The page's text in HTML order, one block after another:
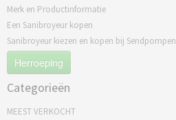
Merk en Productinformatie
Een Sanibroyeur kopen
Sanibroyeur kiezen en kopen bij Sendpompen
Herroeping
Categorieën
MEEST VERKOCHT